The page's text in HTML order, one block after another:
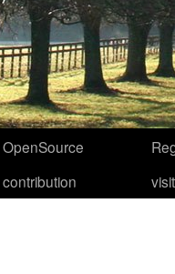
OpenSource
contribution